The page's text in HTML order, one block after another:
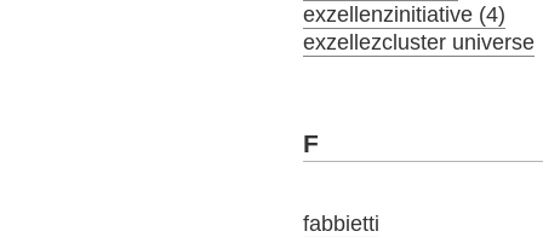
exzellenzinitiative (4)
exzellezcluster universe
F
fabbietti